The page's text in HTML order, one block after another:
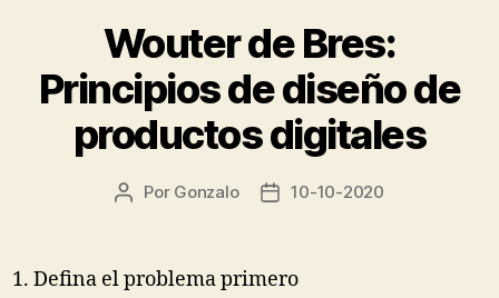
Wouter de Bres:
Principios de diseño de
productos digitales
Autor
entrada
Por Gonzalo
Fecha10-10-2020
Defina el problema primero